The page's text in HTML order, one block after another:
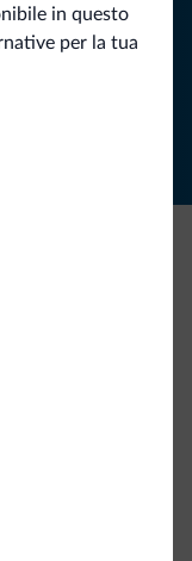
in questo
per la tua
collezione firmata